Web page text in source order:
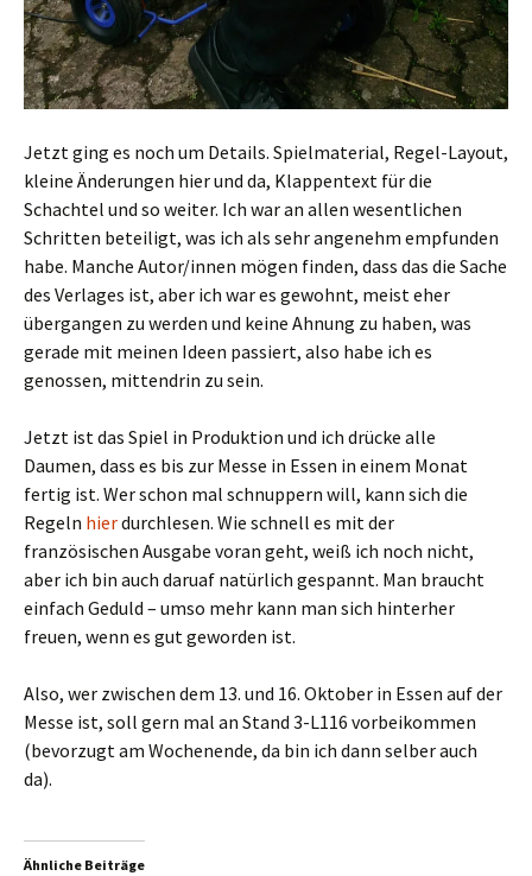
Jetzt ging es noch um Details. Spielmaterial, Regel-Layout,
kleine Änderungen hier und da, Klappentext für die
Schachtel und so weiter. Ich war an allen wesentlichen
Schritten beteiligt, was ich als sehr angenehm empfunden
habe. Manche Autor/innen mögen finden, dass das die Sache
des Verlages ist, aber ich war es gewohnt, meist eher
übergangen zu werden und keine Ahnung zu haben, was
gerade mit meinen Ideen passiert, also habe ich es
genossen, mittendrin zu sein.
Jetzt ist das Spiel in Produktion und ich drücke alle
Daumen, dass es bis zur Messe in Essen in einem Monat
fertig ist. Wer schon mal schnuppern will, kann sich die
Regeln hierdurchlesen. Wie schnell es mit der
französischen Ausgabe voran geht, weiß ich noch nicht,
aber ich bin auch daruaf natürlich gespannt. Man braucht
einfach Geduld – umso mehr kann man sich hinterher
freuen, wenn es gut geworden ist.
Also, wer zwischen dem 13. und 16. Oktober in Essen auf der
Messe ist, soll gern mal an Stand 3-L116 vorbeikommen
(bevorzugt am Wochenende, da bin ich dann selber auch
da).
Ähnliche Beiträge